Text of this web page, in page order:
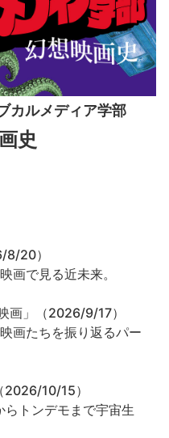
カルメディア学部
史
20）
画で見る近未来。
画」（2026/9/17）
画たちを振り返るパー
10/15）
トンデモまで宇宙生